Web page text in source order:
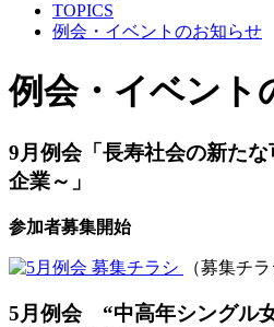
TOPICS
例会・イベントのお知らせ
例会・イベント
9月例会「長寿社会の新たな
企業～」
参加者募集開始
（募集チラ
5月例会 “中高年シングル